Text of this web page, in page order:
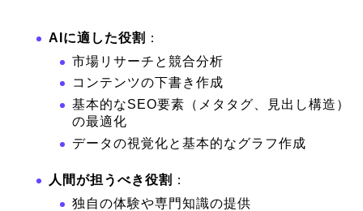
AIに適した役割 ：
市場リサーチと競合分析
コンテンツの下書き作成
基本的なSEO要素（メタタグ、見出し構造）
の最適化
データの視覚化と基本的なグラフ作成
人間が担うべき役割 ：
独自の体験や専門知識の提供